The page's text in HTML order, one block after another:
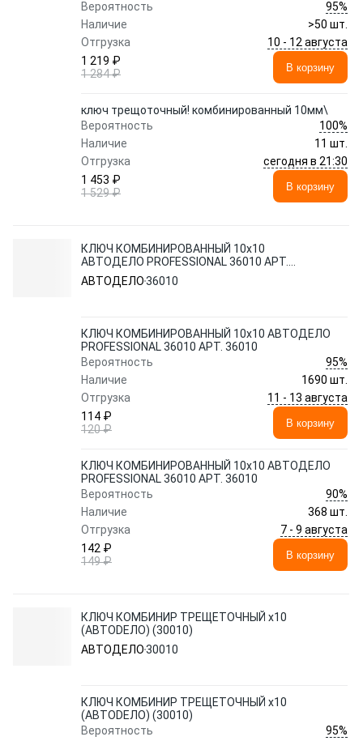
Вероятность
95%
Наличие
>50 шт.
Отгрузка
10 - 12 августа
1 219 ₽
1 284 ₽
В корзину
ключ трещоточный! комбинированный 10мм\
Вероятность
100%
Наличие
11 шт.
Отгрузка
сегодня в 21:30
1 453 ₽
1 529 ₽
В корзину
КЛЮЧ КОМБИНИРОВАННЫЙ 10x10
АВТОДЕЛО PROFESSIONAL 36010 АРТ.
36010
АВТОДЕЛО36010
КЛЮЧ КОМБИНИРОВАННЫЙ 10x10 АВТОДЕЛО
PROFESSIONAL 36010 АРТ. 36010
Вероятность
95%
Наличие
1690 шт.
Отгрузка
11 - 13 августа
114 ₽
120 ₽
В корзину
КЛЮЧ КОМБИНИРОВАННЫЙ 10x10 АВТОДЕЛО
PROFESSIONAL 36010 АРТ. 36010
Вероятность
90%
Наличие
368 шт.
Отгрузка
7 - 9 августа
142 ₽
149 ₽
В корзину
КЛЮЧ КОМБИНИР ТРЕЩЕТОЧНЫЙ x10
(АВТОDЕЛО) (30010)
АВТОДЕЛО30010
КЛЮЧ КОМБИНИР ТРЕЩЕТОЧНЫЙ x10
(АВТОDЕЛО) (30010)
Вероятность
95%